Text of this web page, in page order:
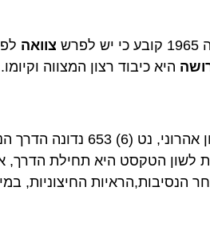
צוואה
היא כיבוד רצון המצווה וקיומו.
בדנ”א 7818/00 יוסף אהרון נ’
לשון הטקסט היא תחילת הדרך,
החיצוניות,